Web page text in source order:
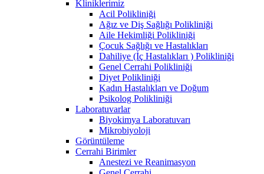
Kliniklerimiz
Acil Polikliniği
Ağız ve Diş Sağlığı Polikliniği
Aile Hekimliği Polikliniği
Çocuk Sağlığı ve Hastalıkları
Dahiliye (İç Hastalıkları ) Polikliniği
Genel Cerrahi Polikliniği
Diyet Polikliniği
Kadın Hastalıkları ve Doğum
Psikolog Polikliniği
Laboratuvarlar
Biyokimya Laboratuvarı
Mikrobiyoloji
Görüntüleme
Cerrahi Birimler
Anestezi ve Reanimasyon